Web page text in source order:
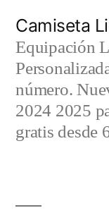
contenido
Camiseta
Equipación
número.
2024 2025
gratis desde